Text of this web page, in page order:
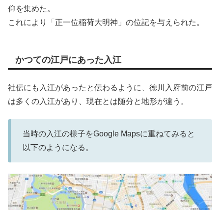
仰を集めた。
これにより「正一位稲荷大明神」の位記を与えられた。
かつての江戸にあった入江
社伝にも入江があったと伝わるように、徳川入府前の江戸
は多くの入江があり、現在とは随分と地形が違う。
当時の入江の様子をGoogle Mapsに重ねてみると
以下のようになる。